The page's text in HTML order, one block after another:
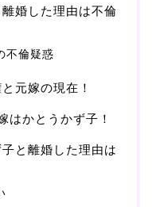
番組！共演を重ねて
健司が元嫁・美千代
婚したのはいつ？顔
や離婚理由は？
婚した理由は不倫
不倫疑惑
元嫁の現在！
はかとうかず子！
と離婚した理由は